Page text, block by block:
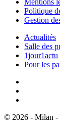
Politique
Gestion
Actualités
Salle des
1jour1actu
Pour les
© 2026 - Milan -